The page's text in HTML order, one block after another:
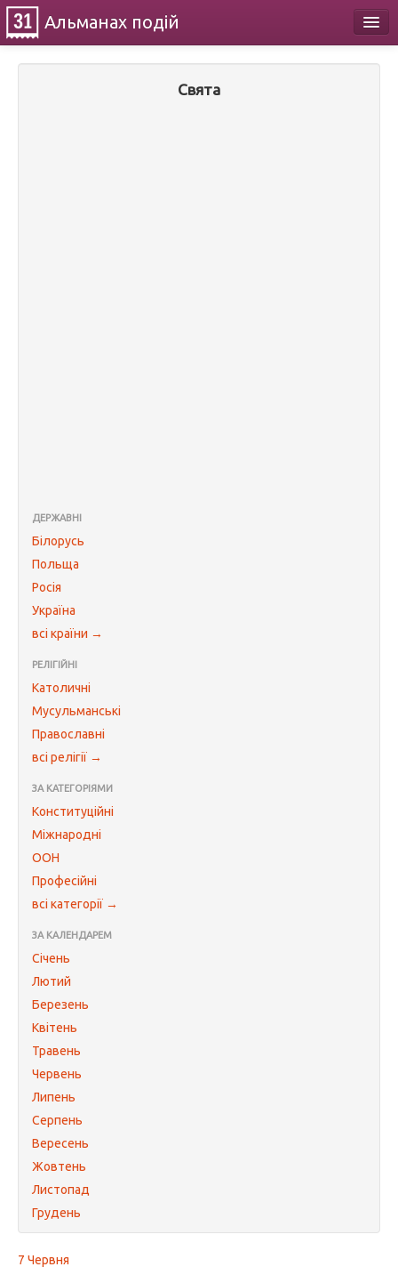
Альманах подій
Свята
ДЕРЖАВНІ
Білорусь
Польща
Росія
Україна
всі країни →
РЕЛІГІЙНІ
Католичні
Мусульманські
Православні
всі релігії →
ЗА КАТЕГОРІЯМИ
Конституційні
Міжнародні
ООН
Професійні
всі категорії →
ЗА КАЛЕНДАРЕМ
Січень
Лютий
Березень
Квітень
Травень
Червень
Липень
Серпень
Вересень
Жовтень
Листопад
Грудень
7 Червня